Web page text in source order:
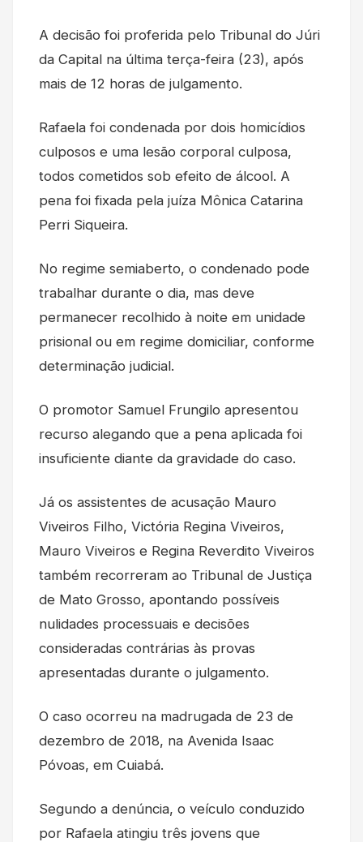
A decisão foi proferida pelo Tribunal do Júri
da Capital na última terça-feira (23), após
mais de 12 horas de julgamento.
Rafaela foi condenada por dois homicídios
culposos e uma lesão corporal culposa,
todos cometidos sob efeito de álcool. A
pena foi fixada pela juíza Mônica Catarina
Perri Siqueira.
No regime semiaberto, o condenado pode
trabalhar durante o dia, mas deve
permanecer recolhido à noite em unidade
prisional ou em regime domiciliar, conforme
determinação judicial.
O promotor Samuel Frungilo apresentou
recurso alegando que a pena aplicada foi
insuficiente diante da gravidade do caso.
Já os assistentes de acusação Mauro
Viveiros Filho, Victória Regina Viveiros,
Mauro Viveiros e Regina Reverdito Viveiros
também recorreram ao Tribunal de Justiça
de Mato Grosso, apontando possíveis
nulidades processuais e decisões
consideradas contrárias às provas
apresentadas durante o julgamento.
O caso ocorreu na madrugada de 23 de
dezembro de 2018, na Avenida Isaac
Póvoas, em Cuiabá.
Segundo a denúncia, o veículo conduzido
por Rafaela atingiu três jovens que